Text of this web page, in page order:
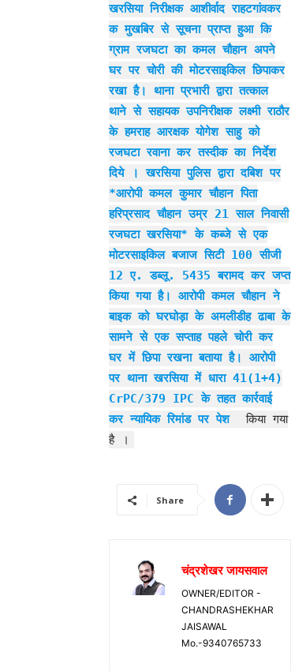
खरसिया निरीक्षक आशीर्वाद राहटगांवकर
क मुखबिर से सूचना प्राप्त हुआ कि
ग्राम रजघटा का कमल चौहान अपने
घर पर चोरी की मोटरसाइकिल छिपाकर
रखा है। थाना प्रभारी द्वारा तत्काल
थाने से सहायक उपनिरीक्षक लक्ष्मी राठौर
के हमराह आरक्षक योगेश साहु को
रजघटा रवाना कर तस्दीक का निर्देश
दिये । खरसिया पुलिस द्वारा दबिश पर
*आरोपी कमल कुमार चौहान पिता
हरिप्रसाद चौहान उम्र 21 साल निवासी
रजघटा खरसिया* के कब्जे से एक
मोटरसाइकिल बजाज सिटी 100 सीजी
12 ए. डब्लू. 5435 बरामद कर जप्त
किया गया है। आरोपी कमल चौहान ने
बाइक को घरघोड़ा के अमलीडीह ढाबा के
सामने से एक सप्ताह पहले चोरी कर
घर में छिपा रखना बताया है। आरोपी
पर थाना खरसिया में धारा 41(1+4)
CrPC/379 IPC के तहत कार्रवाई
कर न्यायिक रिमांड पर पेश
किया गया
है ।
Share
चंद्रशेखर जायसवाल
OWNER/EDITOR -
CHANDRASHEKHAR
JAISAWAL
Mo.-9340765733